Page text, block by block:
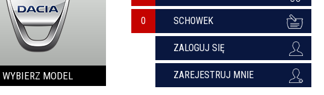
WYBIERZ MODEL
SCHOWEK
ZALOGUJ SIĘ
ZAREJESTRUJ MNIE